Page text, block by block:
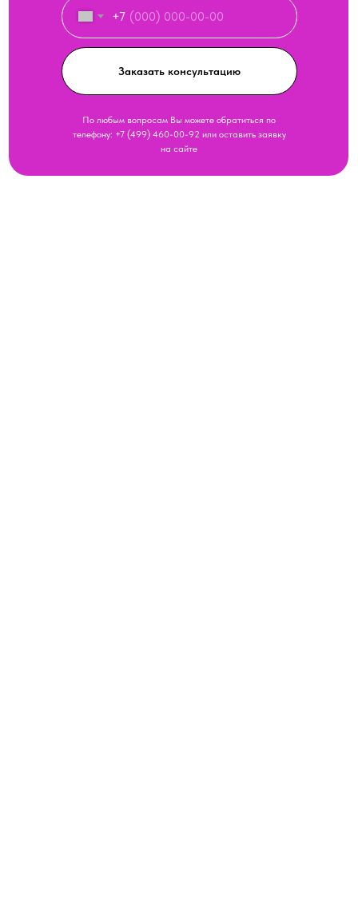
По любым вопросам Вы можете обратиться по
телефону: +7 (499) 460-00-92 или оставить заявку
на сайте
+7
Заказать консультацию